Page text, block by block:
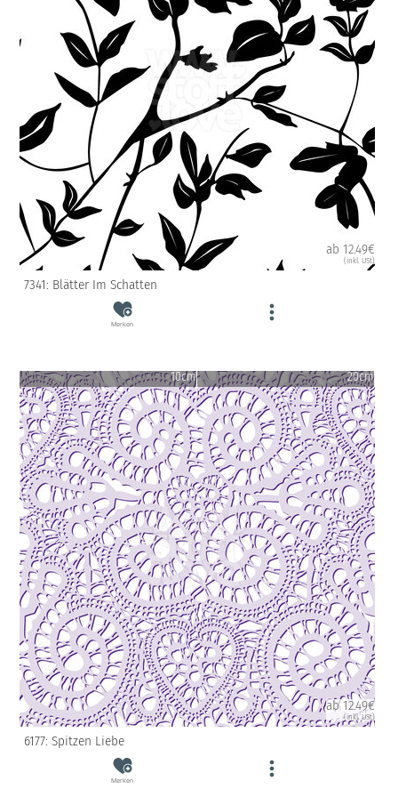
ab 12.49€
(inkl. USt)
7341: Blätter Im Schatten
Merken
10cm 20cm
ab 12.49€
(inkl. USt)
6177: Spitzen Liebe
Merken